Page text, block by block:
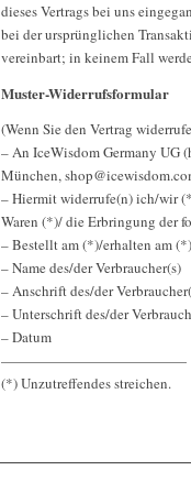
dieses Vertrags bei uns
bei der ursprünglichen
vereinbart; in keinem Fall
Muster-Widerrufsformular
(Wenn Sie den Vertrag
– An IceWisdom Germany UG
München,
– Hiermit widerrufe(n) ich/wir
Waren (*)/ die Erbringung der
– Bestellt am (*)/erhalten am (*)
– Name des/der Verbraucher(s)
– Anschrift des/der
– Unterschrift des/der
– Datum
—————————————
(*) Unzutreffendes streichen.